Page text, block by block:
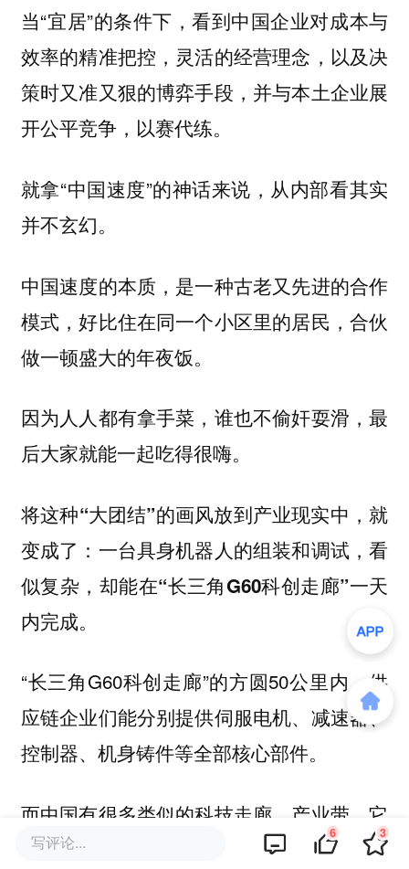
当“宜居”的条件下，看到中国企业对成本与
效率的精准把控，灵活的经营理念，以及决
策时又准又狠的博弈手段，并与本土企业展
开公平竞争，以赛代练。
就拿“中国速度”的神话来说，从内部看其实
并不玄幻。
中国速度的本质，是一种古老又先进的合作
模式，好比住在同一个小区里的居民，合伙
做一顿盛大的年夜饭。
因为人人都有拿手菜，谁也不偷奸耍滑，最
后大家就能一起吃得很嗨。
将这种“大团结”的画风放到产业现实中，就
变成了：一台具身机器人的组装和调试，看
似复杂，却能在“长三角G60科创走廊”一天
内完成。
“长三角G60科创走廊”的方圆50公里内，供
应链企业们能分别提供伺服电机、减速器、
控制器、机身铸件等全部核心部件。
而中国有很多类似的科技走廊、产业带，它
们就是我们前面聊的“小区”，也是效率极
写评论... 6 3